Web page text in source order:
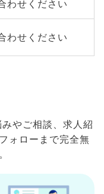
わせください
わせください
やご相談、求人紹
ォローまで完全無